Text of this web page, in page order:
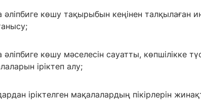
әліпбиге көшу тақырыбын кеңінен талқылаған
әліпбиге көшу мәселесін сауатты, көпшілікке
іріктеп алу;
іріктелген мақалалардың пікірлерін